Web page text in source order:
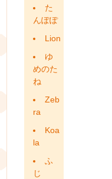
た
んぽぽ
Lion
ゆ
めのた
ね
Zeb
ra
Koa
la
ふ
じ